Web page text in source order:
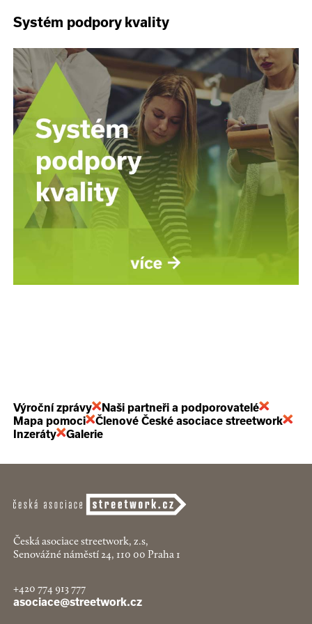
Systém podpory kvality
Výroční zprávy
Naši partneři a podporovatelé
Mapa pomoci
Členové České asociace streetwork
Inzeráty
Galerie
Česká asociace streetwork, z.s,
Senovážné náměstí 24, 110 00 Praha 1
+420 774 913 777
asociace@streetwork.cz